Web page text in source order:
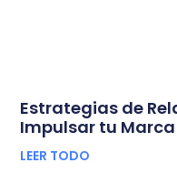
Estrategias de
Impulsar tu Marca
LEER TODO